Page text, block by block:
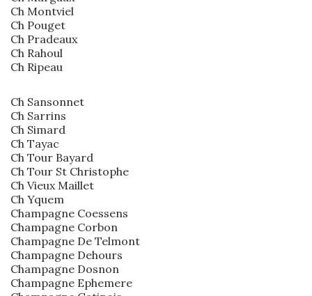
Ch Montviel
Ch Pouget
Ch Pradeaux
Ch Rahoul
Ch Ripeau
Ch Sansonnet
Ch Sarrins
Ch Simard
Ch Tayac
Ch Tour Bayard
Ch Tour St Christophe
Ch Vieux Maillet
Ch Yquem
Champagne Coessens
Champagne Corbon
Champagne De Telmont
Champagne Dehours
Champagne Dosnon
Champagne Ephemere